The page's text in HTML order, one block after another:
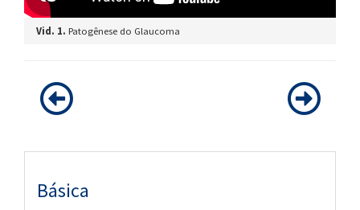
Vid. 1. Patogênese do Glaucoma
Básica